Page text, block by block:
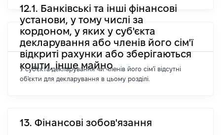
12.1. Банківські та інші фінансові
установи, у тому числі за
кордоном, у яких у суб'єкта
декларування або членів його сім'ї
відкриті рахунки або зберігаються
кошти, інше майно
У суб'єкта декларування чи членів його сім'ї відсутні
об'єкти для декларування в цьому розділі.
13. Фінансові зобов'язання